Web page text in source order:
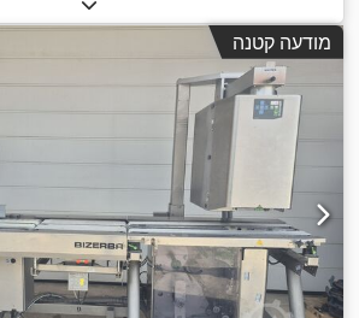
מודעה קטנה